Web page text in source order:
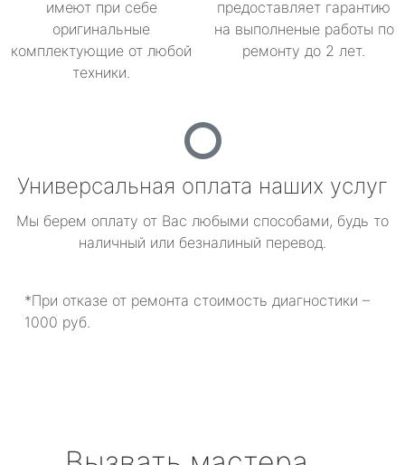
имеют при себе
оригинальные
комплектующие от любой
техники.
предоставляет гарантию
на выполненые работы по
ремонту до 2 лет.
Универсальная оплата наших услуг
Мы берем оплату от Вас любыми способами, будь то
наличный или безналиный перевод.
*При отказе от ремонта стоимость диагностики –
1000 руб.